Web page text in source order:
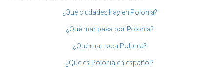
¿Qué ciudades hay en Polonia?
¿Qué mar pasa por Polonia?
¿Qué mar toca Polonia?
¿Qué es Polonia en español?